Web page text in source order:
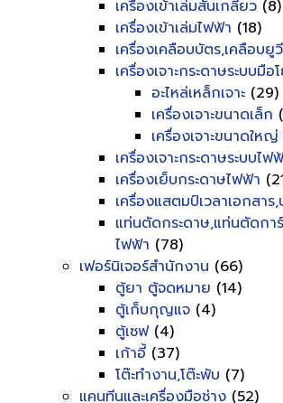
เครื่องเข้าเล่มสันเกลียว (8)
เครื่องเข้าเล่มไฟฟ้า (18)
เครื่องเคลือบบัตร,เคลือบยูวี
เครื่องเจาะกระดาษระบบมือ
อะไหล่เหล็กเจาะ (29)
เครื่องเจาะขนาดเล็ก
เครื่องเจาะขนาดใหญ่
เครื่องเจาะกระดาษระบบไฟ
เครื่องเย็บกระดาษไฟฟ้า
เครื่องแสตมป์เวลาเอกสา
แท่นตัดกระดาษ,แท่นตัดก
ไฟฟ้า (78)
เฟอร์นิเจอร์สำนักงาน (66)
ตู้ยา ตู้จดหมาย (14)
ตู้เก็บกุญแจ (4)
ตู้เซฟ(4)
เก้าอี้ (37)
โต๊ะทำงาน,โต๊ะพับ (7)
แคนทีนและเครื่องมือช่าง (52)